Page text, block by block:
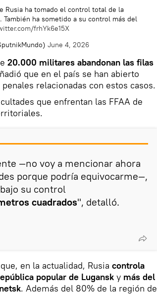
Rusia ha tomado el control total de la
ha sometido a su control más del
frhYk6e15X
June 4, 2026
20.000 militares abandonan las filas
que en el país se han abierto
relacionadas con estos casos.
que enfrentan las FFAA de
—no voy a mencionar ahora
porque podría equivocarme—,
su control
cuadrados", detalló.
en la actualidad, Rusia controla
popular de Lugansk y más del
. Además del 80% de la región de